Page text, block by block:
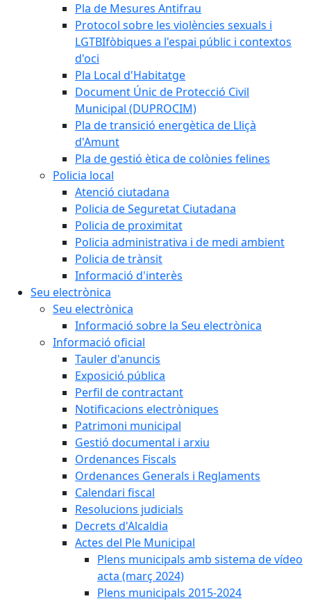
Pla de Mesures Antifrau
Protocol sobre les violències sexuals i
LGTBIfòbiques a l'espai públic i contextos
d'oci
Pla Local d'Habitatge
Document Únic de Protecció Civil
Municipal (DUPROCIM)
Pla de transició energètica de Lliçà
d'Amunt
Pla de gestió ètica de colònies felines
Policia local
Atenció ciutadana
Policia de Seguretat Ciutadana
Policia de proximitat
Policia administrativa i de medi ambient
Policia de trànsit
Informació d'interès
Seu electrònica
Seu electrònica
Informació sobre la Seu electrònica
Informació oficial
Tauler d'anuncis
Exposició pública
Perfil de contractant
Notificacions electròniques
Patrimoni municipal
Gestió documental i arxiu
Ordenances Fiscals
Ordenances Generals i Reglaments
Calendari fiscal
Resolucions judicials
Decrets d'Alcaldia
Actes del Ple Municipal
Plens municipals amb sistema de vídeo
acta (març 2024)
Plens municipals 2015-2024